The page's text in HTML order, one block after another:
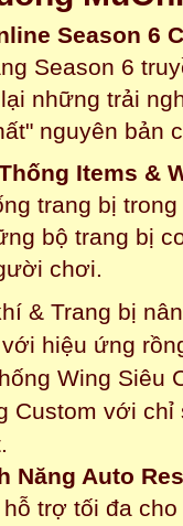
Season 6
Season 6
những trải
nguyên bản
Items &
trang bị
bộ trang bị
chơi.
& Trang bị
hiệu ứng
Wing Siêu
Custom với
Năng Auto
hỗ trợ tối đa